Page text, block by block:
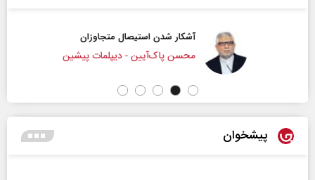
آشکار شدن استیصال متجاوزان
محسن پاک‌آیین - دیپلمات پیشین
پیشخوان